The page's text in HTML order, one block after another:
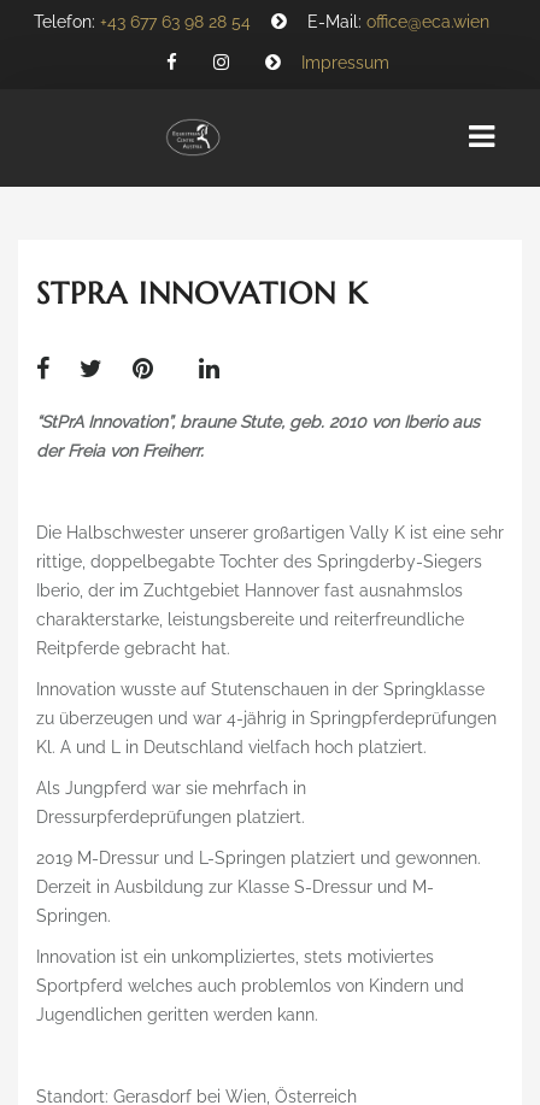
Telefon: +43 677 63 98 28 54 E-Mail: office@eca.wien
Impressum
ÜBER UNS
PARTNER
EINSTELLBEDINGUNGEN
TRAININGSMÖGLICHKEITEN
PFERDE/ZUCHT
ERFOLGE
HENGSTE
VERKAUFSPFERDE
KONTAKT
STPRA INNOVATION K
“StPrA Innovation”, braune Stute, geb. 2010 von Iberio aus
der Freia von Freiherr.
Die Halbschwester unserer großartigen Vally K ist eine sehr
rittige, doppelbegabte Tochter des Springderby-Siegers
Iberio, der im Zuchtgebiet Hannover fast ausnahmslos
charakterstarke, leistungsbereite und reiterfreundliche
Reitpferde gebracht hat.
Innovation wusste auf Stutenschauen in der Springklasse
zu überzeugen und war 4-jährig in Springpferdeprüfungen
Kl. A und L in Deutschland vielfach hoch platziert.
Als Jungpferd war sie mehrfach in
Dressurpferdeprüfungen platziert.
2019 M-Dressur und L-Springen platziert und gewonnen.
Derzeit in Ausbildung zur Klasse S-Dressur und M-
Springen.
Innovation ist ein unkompliziertes, stets motiviertes
Sportpferd welches auch problemlos von Kindern und
Jugendlichen geritten werden kann.
Standort: Gerasdorf bei Wien, Österreich